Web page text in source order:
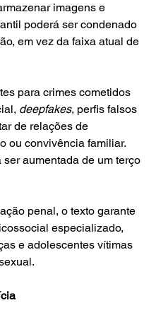
imagens e
poderá ser condenado
em vez da faixa atual de
para crimes cometidos
deepfakes, perfis falsos
de relações de
ou convivência familiar.
aumentada de um terço
penal, o texto garante
especializado,
e adolescentes vítimas